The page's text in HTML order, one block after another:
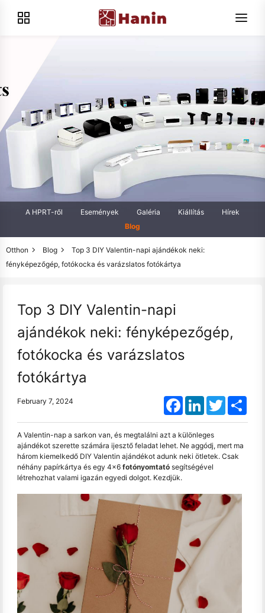
A HPRT-ről Események Galéria Kiállítás
Hírek
Blog
Otthon Blog
Top 3 DIY Valentin-napi ajándékok neki:
fényképezőgép, fotókocka és varázslatos fotókártya
Top 3 DIY Valentin-napi
ajándékok neki: fényképezőgép,
fotókocka és varázslatos
fotókártya
February 7, 2024 FacebookLinkedInTwitter
A Valentin-nap a sarkon van, és megtalálni azt a különleges
ajándékot szerette számára ijesztő feladat lehet. Ne aggódj, mert ma
három kiemelkedő DIY Valentin ajándékot adunk neki ötletek. Csak
néhány papírkártya és egy 4x6 fotónyomtató segítségével
létrehozhat valami igazán egyedi dolgot. Kezdjük.